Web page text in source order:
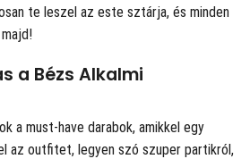
te leszel az este sztárja, és minden
a Bézs Alkalmi
a must-have darabok, amikkel egy
az outfitet, legyen szó szuper partikról,